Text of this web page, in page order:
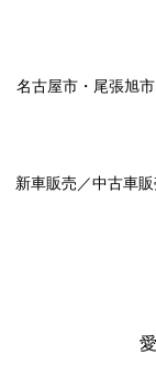
名古屋市 ・ 尾張旭市
新車販売／中古車